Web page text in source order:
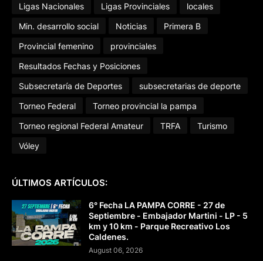
Ligas Nacionales
Ligas Provinciales
locales
Min. desarrollo social
Noticias
Primera B
Provincial femenino
provinciales
Resultados Fechas y Posiciones
Subsecretaría de Deportes
subsecretarias de deporte
Torneo Federal
Torneo provincial la pampa
Torneo regional Federal Amateur
TRFA
Turismo
Vóley
ÚLTIMOS ARTÍCULOS:
6° Fecha LA PAMPA CORRE - 27 de
Septiembre - Embajador Martini - LP - 5
km y 10 km - Parque Recreativo Los
Caldenes.
August 06, 2026